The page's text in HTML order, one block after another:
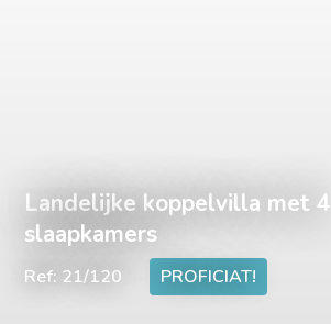
Landelijke koppelvilla met 4
slaapkamers
Ref: 21/120 PROFICIAT!